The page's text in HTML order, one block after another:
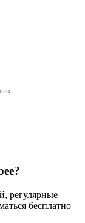
регулярные
бесплатно